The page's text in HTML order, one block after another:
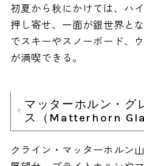
初夏から秋にかけては、ハ
押し寄せ、一面が銀世界と
でスキーやスノーボード、
が満喫できる。
マッターホルン・グ
ス（Matterhorn
クライン・マッターホルン